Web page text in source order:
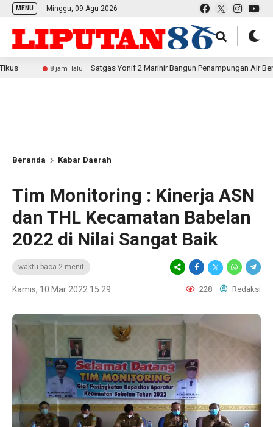
MENU Minggu, 09 Agu 2026
8 jam lalu Satgas Yonif 2 Marinir Bangun Penampungan Air Bersama
Beranda Kabar Daerah
Tim Monitoring : Kinerja ASN
dan THL Kecamatan Babelan
2022 di Nilai Sangat Baik
waktu baca 2 menit
Kamis, 10 Mar 2022 15:29 228 Redaksi